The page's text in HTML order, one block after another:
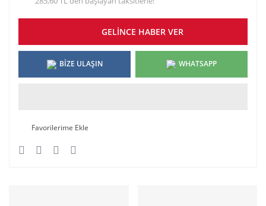
GELİNCE HABER VER
BİZE ULAŞIN WHATSAPP